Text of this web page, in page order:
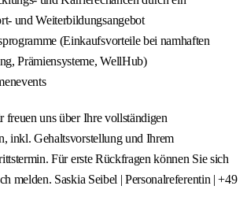
und Weiterbildungsangebot
(Einkaufsvorteile bei namhaften
Prämiensysteme, WellHub)
freuen uns über Ihre vollständigen
inkl. Gehaltsvorstellung und Ihrem
Für erste Rückfragen können Sie sich
melden. Saskia Seibel | Personalreferentin | +49